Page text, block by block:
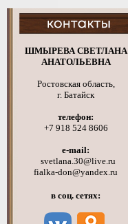
ШМЫРЕВА СВЕТЛАНА
АНАТОЛЬЕВНА
Ростовская область,
г. Батайск
телефон:
+7 918 524 8606
e-mail:
svetlana.30@live.ru
fialka-don@yandex.ru
в соц. сетях: